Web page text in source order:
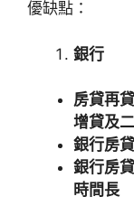
優缺點：
銀行
房貸再
增貸及
銀行房
銀行房
時間長